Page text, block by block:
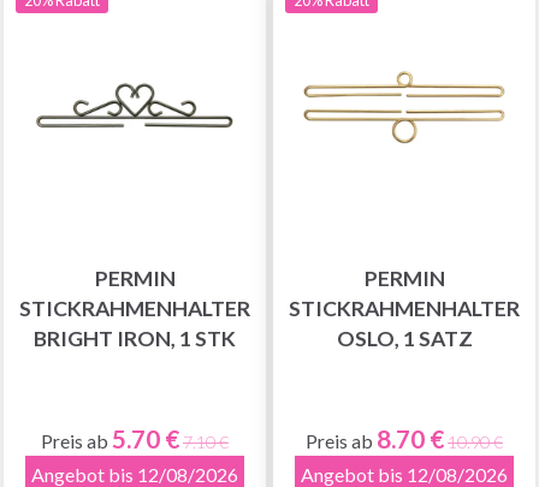
PERMIN
STICKRAHMENHALTER
BRIGHT IRON, 1 STK
Preis ab 5.70 €7.10 €
Angebot bis 12/08/2026
PERMIN
STICKRAHMENHALTER
OSLO, 1 SATZ
Preis ab 8.70 €10.90 €
Angebot bis 12/08/2026